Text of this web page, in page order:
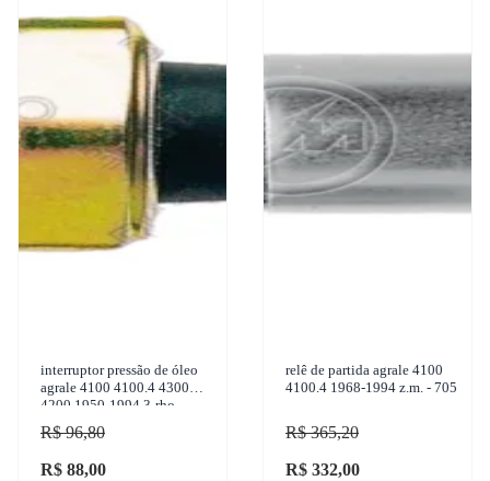
interruptor pressão de óleo
agrale 4100 4100.4 4300
4200 1950-1994 3-rho -
3337
R$ 96,80
R$ 88,00
relê de partida agrale 4100
4100.4 1968-1994 z.m. - 705
R$ 365,20
R$ 332,00